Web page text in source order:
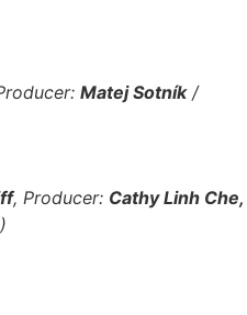
Matej Sotník/
, Producer: Cathy Linh Che,